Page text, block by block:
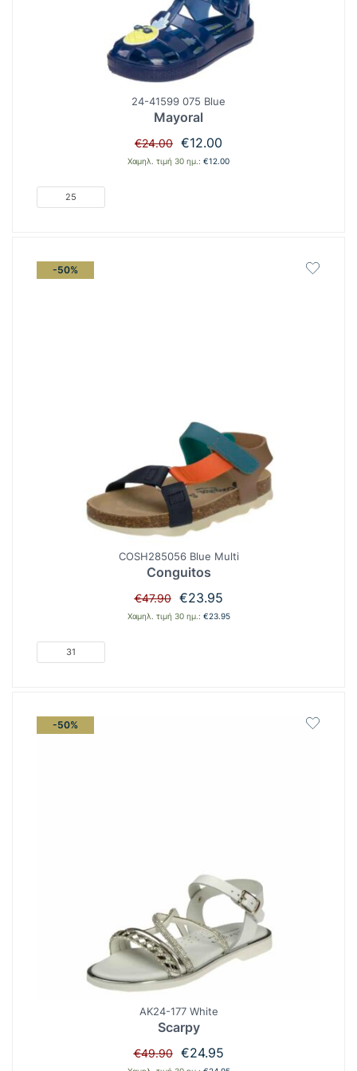
24-41599 075 Blue
Mayoral
€24.00 Original
price
€12.00
τρέχουσα
Χαμηλ. τιμή 30 ημ.: €12.00
25
-50%
COSH285056 Blue Multi
Conguitos
€47.90
Original
price
€23.95Η
τρέχουσα
Χαμηλ. τιμή 30 ημ.: €23.95
31
-50%
AK24-177 White
Scarpy
€49.90
Original
€24.95Η